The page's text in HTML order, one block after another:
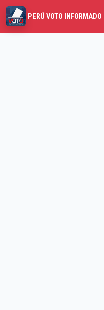
PERÚ VOTO INFORMADO